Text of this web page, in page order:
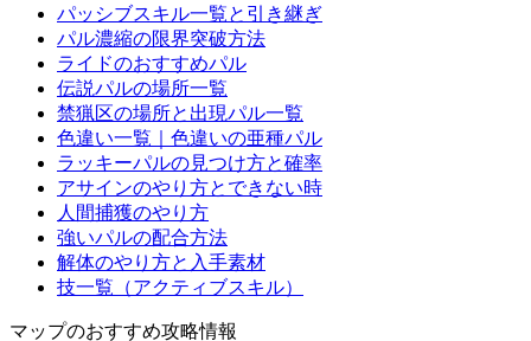
パッシブスキル一覧と引き継ぎ
パル濃縮の限界突破方法
ライドのおすすめパル
伝説パルの場所一覧
禁猟区の場所と出現パル一覧
色違い一覧｜色違いの亜種パル
ラッキーパルの見つけ方と確率
アサインのやり方とできない時
人間捕獲のやり方
強いパルの配合方法
解体のやり方と入手素材
技一覧（アクティブスキル）
マップのおすすめ攻略情報